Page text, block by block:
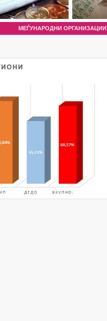
МЕЃУНАРОДНИ ОРГАНИЗАЦИИ